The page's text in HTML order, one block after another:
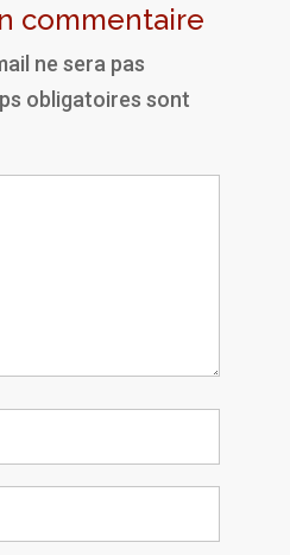
commentaire
ne sera pas
obligatoires sont